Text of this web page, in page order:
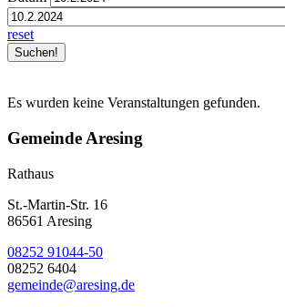
reset
Es wurden keine Veranstaltungen gefunden.
Gemeinde Aresing
Rathaus
St.-Martin-Str. 16
86561 Aresing
08252 91044-50
08252 6404
gemeinde@aresing.de